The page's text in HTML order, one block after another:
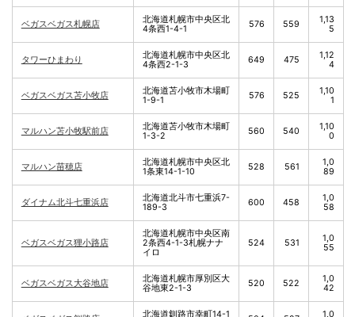
ベガスベガス札幌店
北海道札幌市中央区北
4条西1-4-1
576 559
1,13
5
タワーひまわり
北海道札幌市中央区北
4条西2-1-3
649 475
1,12
4
ベガスベガス苫小牧店
北海道苫小牧市木場町
1-9-1
576 525
1,10
1
マルハン苫小牧駅前店
北海道苫小牧市木場町
1-3-2
560 540
1,10
0
マルハン苗穂店
北海道札幌市中央区北
1条東14-1-10
528 561
1,0
89
ダイナム北斗七重浜店
北海道北斗市七重浜7-
189-3
600 458
1,0
58
ベガスベガス狸小路店
北海道札幌市中央区南
2条西4-1-3札幌ナナ
イロ
524 531
1,0
55
ベガスベガス大谷地店
北海道札幌市厚別区大
谷地東2-1-3
520 522
1,0
42
北海道釧路市幸町14-1
1,0